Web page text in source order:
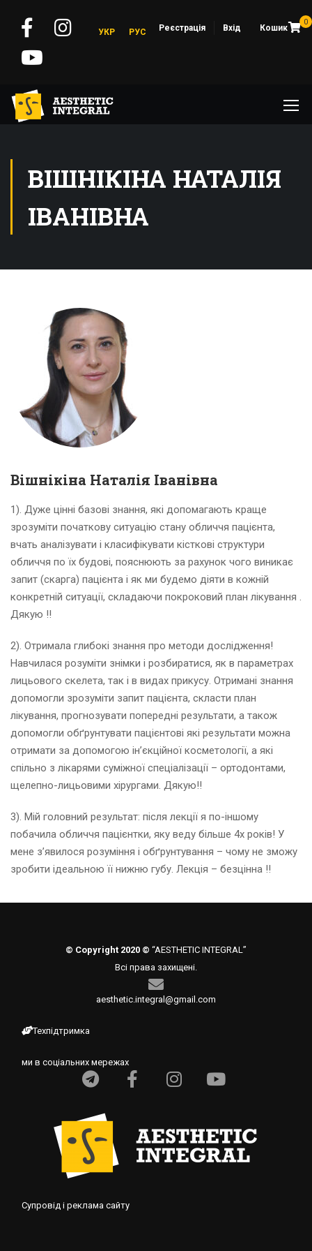
0
Реєстрація Вхід Кошик
УКР РУС
ВІШНІКІНА НАТАЛІЯ
ІВАНІВНА
Вішнікіна Наталія Іванівна
1). Дуже цінні базові знання, які допомагають краще
зрозуміти початкову ситуацію стану обличчя пацієнта,
вчать аналізувати і класифікувати кісткові структури
обличчя по їх будові, пояснюють за рахунок чого виникає
запит (скарга) пацієнта і як ми будемо діяти в кожній
конкретній ситуації, складаючи покроковий план лікування .
Дякую !!
2). Отримала глибокі знання про методи дослідження!
Навчилася розуміти знімки і розбиратися, як в параметрах
лицьового скелета, так і в видах прикусу. Отримані знання
допомогли зрозуміти запит пацієнта, скласти план
лікування, прогнозувати попередні результати, а також
допомогли обґрунтувати пацієнтові які результати можна
отримати за допомогою ін’єкційної косметології, а які
спільно з лікарями суміжної спеціалізації – ортодонтами,
щелепно-лицьовими хірургами. Дякую!!
3). Мій головний результат: після лекції я по-іншому
побачила обличчя пацієнтки, яку веду більше 4х років! У
мене з’явилося розуміння і обґрунтування – чому не зможу
зробити ідеальною її нижню губу. Лекція – безцінна !!
© Copyright 2020 © “AESTHETIC INTEGRAL”
Всі права захищені.
aesthetic.integral@gmail.com
Техпідтримка
ми в соціальних мережах
Супровід і реклама сайту